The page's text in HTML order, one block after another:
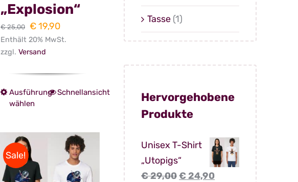
„Explosion“
€25,00 Ursprünglicher
Preis
war:
€ 25,00
€19,90Aktueller
Preis
€ 19,90.
Enthält 20% MwSt.
zzgl.Versand
Ausführung
wählen
Dieses
mehrere
Varianten
Schnellansicht
Sale!
Tasse (1)
Hervorgehobene
Produkte
Unisex T-Shirt
„Utopigs“
€29,00Ursprünglicher
€24,90Aktueller